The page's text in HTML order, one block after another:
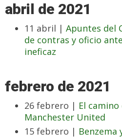
abril de 2021
11 abril | Apuntes del
de contras y oficio
ineficaz
febrero de 2021
26 febrero | El
Manchester United
15 febrero | Benzema